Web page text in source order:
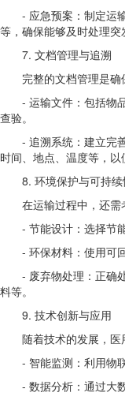
- 应急预案：制定运
等，确保能够及时处理突
7. 文档管理与追溯
完整的文档管理是确
- 运输文件：包括物
查验。
- 追溯系统：建立完
时间、地点、温度等，以
8. 环境保护与可持续
在运输过程中，还需
- 节能设计：选择节
- 环保材料：使用可
- 废弃物处理：正确
料等。
9. 技术创新与应用
随着技术的发展，医
- 智能监测：利用物
- 数据分析：通过大